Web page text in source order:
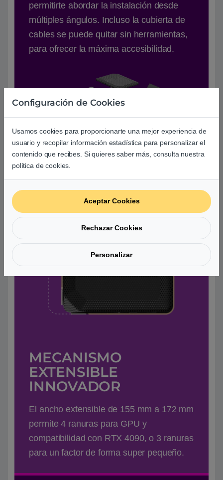
permitirte abordar la instalación desde
múltiples ángulos. Incluso la cubierta de
cables se puede quitar sin herramientas,
para ofrecer la máxima accesibilidad.
MECANISMO
EXTENSIBLE
INNOVADOR
El ancho extensible de 155 mm a 172 mm
permite 4 ranuras para GPU y
compatibilidad con RTX 4090, o 3 ranuras
para un factor de forma super pequeño.
Configuración de Cookies
Usamos cookies para proporcionarte una mejor experiencia de
usuario y recopilar información estadística para personalizar el
contenido que recibes. Si quieres saber más, consulta nuestra
política de cookies.
Aceptar Cookies
Rechazar Cookies
Personalizar